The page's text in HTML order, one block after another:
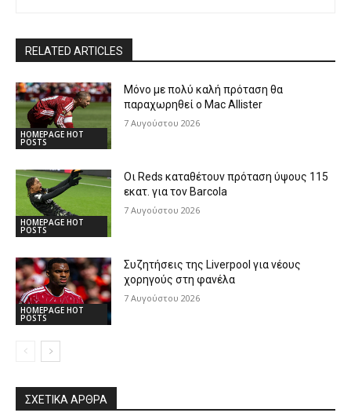
RELATED ARTICLES
HOMEPAGE HOT
POSTS
Μόνο με πολύ καλή πρόταση θα
παραχωρηθεί ο Mac Allister
7 Αυγούστου 2026
HOMEPAGE HOT
POSTS
Οι Reds καταθέτουν πρόταση ύψους 115
εκατ. για τον Barcola
7 Αυγούστου 2026
HOMEPAGE HOT
POSTS
Συζητήσεις της Liverpool για νέους
χορηγούς στη φανέλα
7 Αυγούστου 2026
ΣΧΕΤΙΚΆ ΆΡΘΡΑ